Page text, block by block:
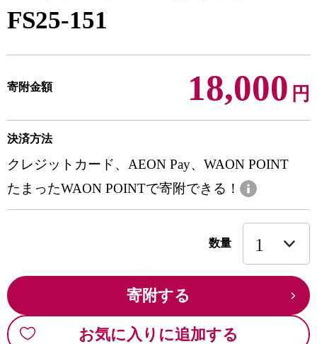
FS25-151
寄附金額 18,000 円
決済方法
クレジットカード、AEON Pay、WAON POINT
たまったWAON POINTで寄附できる！
数量
寄附する
お気に入りに追加する